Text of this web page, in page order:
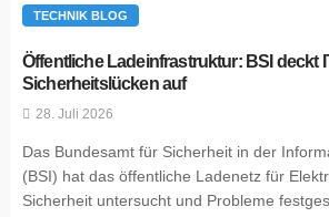
TECHNIK BLOG
Öffentliche Ladeinfrastruktur: BSI deckt
Sicherheitslücken auf
28. Juli 2026
Das Bundesamt für Sicherheit in der
(BSI) hat das öffentliche Ladenetz für
Sicherheit untersucht und Probleme